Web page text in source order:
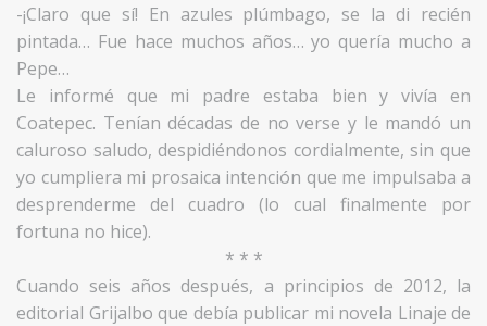
-¡Claro que sí! En azules plúmbago, se la di recién
pintada… Fue hace muchos años… yo quería mucho a
Pepe…
Le informé que mi padre estaba bien y vivía en
Coatepec. Tenían décadas de no verse y le mandó un
caluroso saludo, despidiéndonos cordialmente, sin que
yo cumpliera mi prosaica intención que me impulsaba a
desprenderme del cuadro (lo cual finalmente por
fortuna no hice).
* * *
Cuando seis años después, a principios de 2012, la
editorial Grijalbo que debía publicar mi novela Linaje de